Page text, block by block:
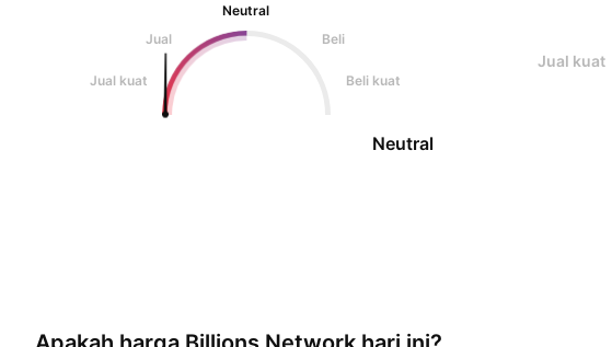
Neutral
Jual
Beli
Jual kuat Beli kuat
Neutral
Jual kuat